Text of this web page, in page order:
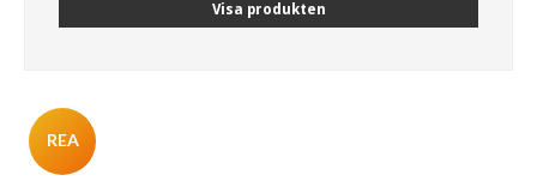
Visa produkten
REA